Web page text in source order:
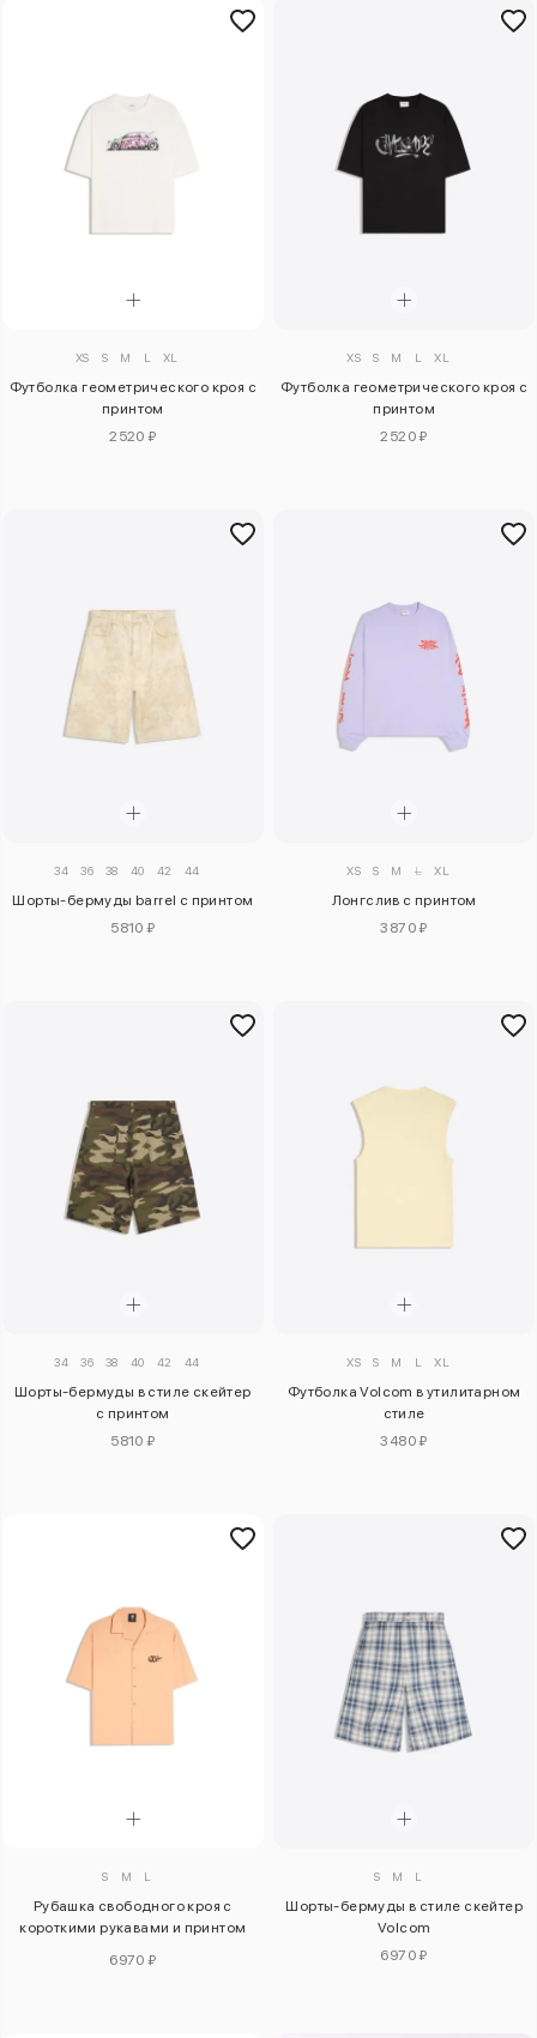
XS S M L XL
Футболка геометрического кроя с
принтом
2520 ₽
XS S M L XL
Футболка геометрического кроя с
принтом
2520 ₽
34 36 38 40 42 44
Шорты-бермуды barrel с принтом
5810 ₽
XS S M L XL
Лонгслив с принтом
3870 ₽
34 36 38 40 42 44
Шорты-бермуды в стиле скейтер
с принтом
5810 ₽
XS S M L XL
Футболка Volcom в утилитарном
стиле
3480 ₽
S M L
Рубашка свободного кроя с
короткими рукавами и принтом
6970 ₽
S M L
Шорты-бермуды в стиле скейтер
Volcom
6970 ₽